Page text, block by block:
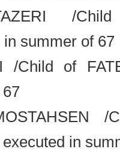
/
in summer of
/Child of
67
executed in